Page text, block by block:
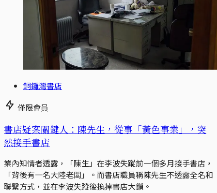
銅鑼灣書店
僅限會員
書店疑案關鍵人：陳先生，從事「黃色事業」，突
然接手書店
業內知情者透露，「陳生」在李波失蹤前一個多月接手書店，
「背後有一名大陸老闆」。而書店職員稱陳先生不透露全名和
聯繫方式，並在李波失蹤後換掉書店大鎖。